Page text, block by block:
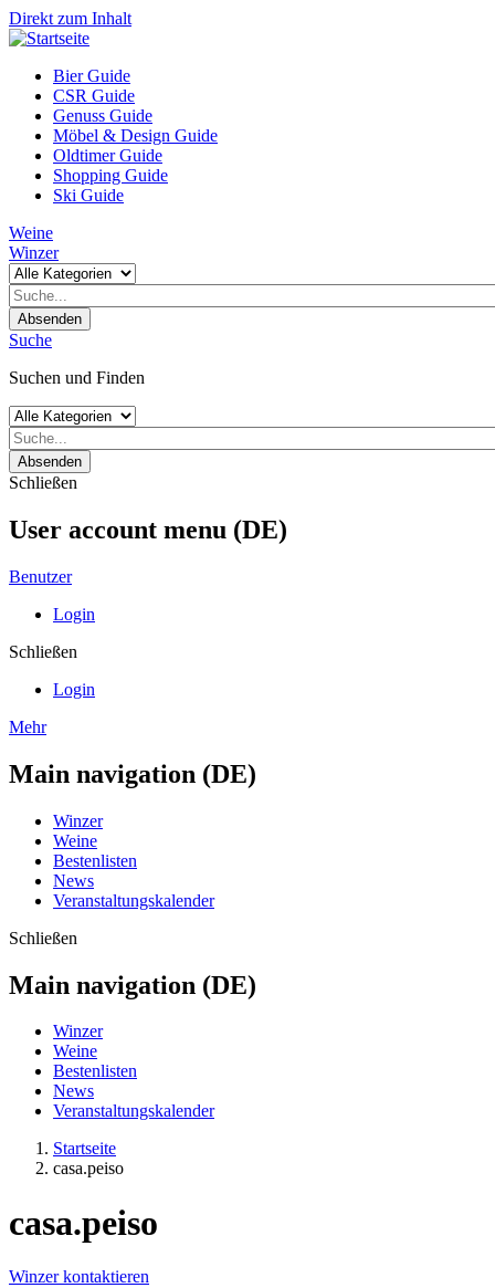
Direkt zum Inhalt
Bier Guide
CSR Guide
Genuss Guide
Möbel & Design Guide
Oldtimer Guide
Shopping Guide
Ski Guide
Weine
Winzer
Absenden
Suche
Suchen und Finden
Absenden
Schließen
User account menu (DE)
Benutzer
Login
Schließen
Login
Mehr
Main navigation (DE)
Winzer
Weine
Bestenlisten
News
Veranstaltungskalender
Schließen
Main navigation (DE)
Winzer
Weine
Bestenlisten
News
Veranstaltungskalender
Startseite
casa.peiso
casa.peiso
Winzer kontaktieren